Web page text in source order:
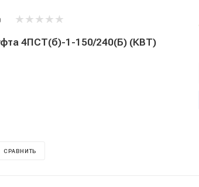
4ПСТ(б)-1-150/240(Б) (КВТ)
СРАВНИТЬ